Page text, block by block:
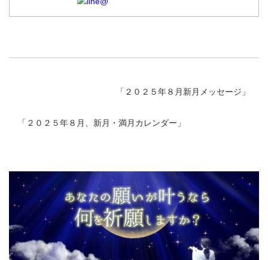
「 ２０２５年８月新月メッセージ 」
「 ２０２５年８月、新月・満月カレンダー 」